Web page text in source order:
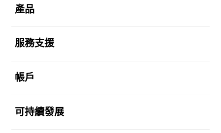
產品
服務支援
帳戶
可持續發展